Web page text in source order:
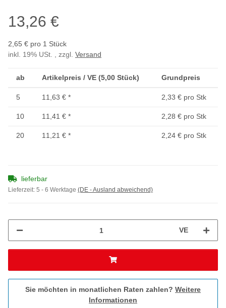
13,26 €
2,65 € pro 1 Stück
inkl. 19% USt. , zzgl. Versand
ab Artikelpreis / VE (5,00 Stück) Grundpreis
5 11,63 € * 2,33 € pro Stk
10 11,41 € * 2,28 € pro Stk
20 11,21 € * 2,24 € pro Stk
lieferbar
Lieferzeit: 5 - 6 Werktage (DE - Ausland abweichend)
VE
Sie möchten in monatlichen Raten zahlen? Weitere
Informationen